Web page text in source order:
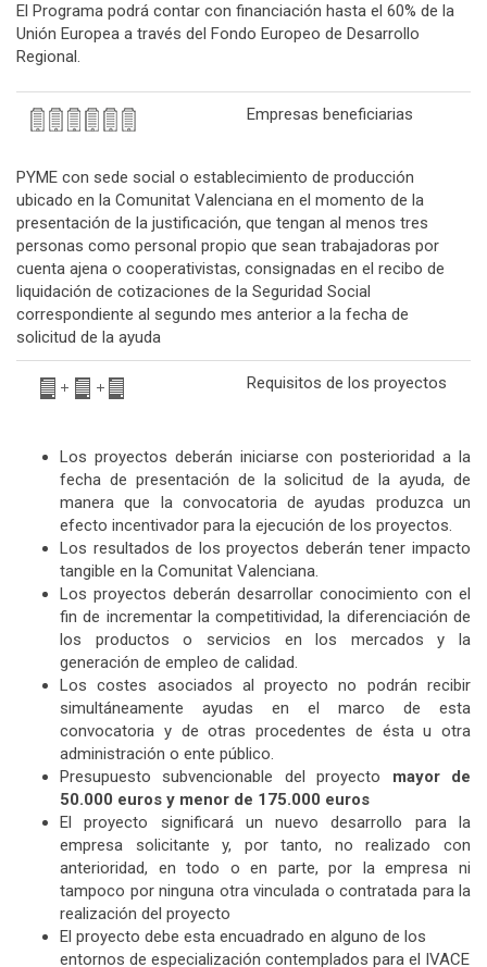
El Programa podrá contar con financiación hasta el 60% de la
Unión Europea a través del Fondo Europeo de Desarrollo
Regional.
Empresas beneficiarias
PYME con sede social o establecimiento de producción
ubicado en la Comunitat Valenciana en el momento de la
presentación de la justificación, que tengan al menos tres
personas como personal propio que sean trabajadoras por
cuenta ajena o cooperativistas, consignadas en el recibo de
liquidación de cotizaciones de la Seguridad Social
correspondiente al segundo mes anterior a la fecha de
solicitud de la ayuda
Requisitos de los proyectos
Los proyectos deberán iniciarse con posterioridad a la
fecha de presentación de la solicitud de la ayuda, de
manera que la convocatoria de ayudas produzca un
efecto incentivador para la ejecución de los proyectos.
Los resultados de los proyectos deberán tener impacto
tangible en la Comunitat Valenciana.
Los proyectos deberán desarrollar conocimiento con el
fin de incrementar la competitividad, la diferenciación de
los productos o servicios en los mercados y la
generación de empleo de calidad.
Los costes asociados al proyecto no podrán recibir
simultáneamente ayudas en el marco de esta
convocatoria y de otras procedentes de ésta u otra
administración o ente público.
Presupuesto subvencionable del proyecto mayor de
50.000 euros y menor de 175.000 euros
El proyecto significará un nuevo desarrollo para la
empresa solicitante y, por tanto, no realizado con
anterioridad, en todo o en parte, por la empresa ni
tampoco por ninguna otra vinculada o contratada para la
realización del proyecto
El proyecto debe esta encuadrado en alguno de los
entornos de especialización contemplados para el IVACE